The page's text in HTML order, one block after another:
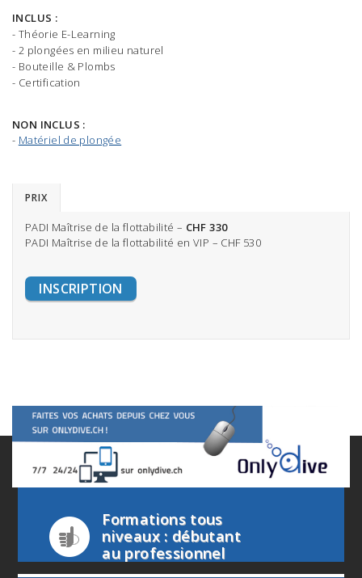
INCLUS :
- Théorie E-Learning
- 2 plongées en milieu naturel
- Bouteille & Plombs
- Certification
NON INCLUS :
- Matériel de plongée
PRIX
PADI Maîtrise de la flottabilité – CHF 330
PADI Maîtrise de la flottabilité en VIP – CHF 530
INSCRIPTION
Formations tous
niveaux : débutant
au professionnel
EN 2026, CHANGEZ DE MÉTIER,